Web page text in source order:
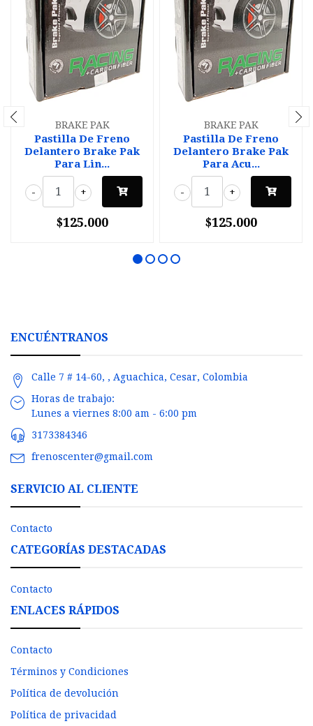
BRAKE PAK
Pastilla De Freno
Delantero Brake Pak
Para Lin...
+
-
$125.000
BRAKE PAK
Pastilla De Freno
Delantero Brake Pak
Para Acu...
+
-
$125.000
ENCUÉNTRANOS
Calle 7 # 14-60, , Aguachica, Cesar, Colombia
Horas de trabajo:
Lunes a viernes 8:00 am - 6:00 pm
3173384346
frenoscenter@gmail.com
SERVICIO AL CLIENTE
Contacto
CATEGORÍAS DESTACADAS
Contacto
ENLACES RÁPIDOS
Contacto
Términos y Condiciones
Política de devolución
Política de privacidad